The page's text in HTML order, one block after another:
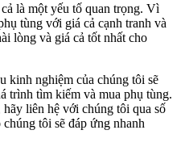
là một yếu tố quan trọng. Vì
tùng với giá cả cạnh tranh và
lòng và giá cả tốt nhất cho
kinh nghiệm của chúng tôi sẽ
trình tìm kiếm và mua phụ tùng.
liên hệ với chúng tôi qua số
tôi sẽ đáp ứng nhanh